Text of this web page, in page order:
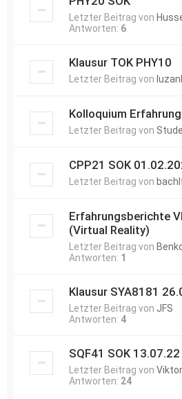
Letzter Beitrag von
Antworten: 6
Klausur TOK PHY10
Letzter Beitrag von
Kolloquium Erfahrung
Letzter Beitrag von
CPP21 SOK
Letzter Beitrag von
Erfahrungsberichte
(Virtual Reality)
Letzter Beitrag von
Antworten: 1
Klausur SYA8181
Letzter Beitrag von JFS
Antworten: 4
SQF41 SOK 13.07.22
Letzter Beitrag von
Antworten: 24